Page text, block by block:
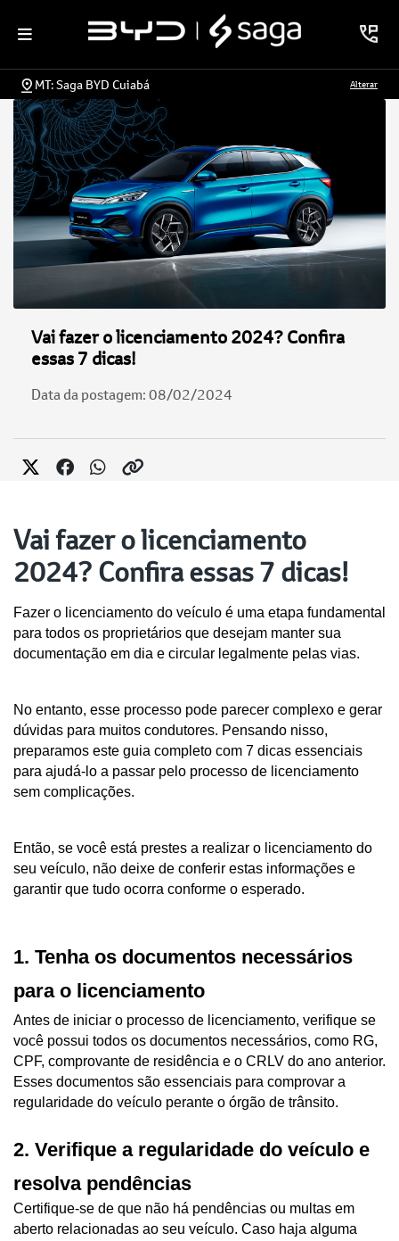
MT: Saga BYD Cuiabá Alterar
Vai fazer o licenciamento 2024? Confira
essas 7 dicas!
Data da postagem: 08/02/2024
Vai fazer o licenciamento
2024? Confira essas 7 dicas!
Fazer o licenciamento do veículo é uma etapa fundamental
para todos os proprietários que desejam manter sua
documentação em dia e circular legalmente pelas vias.
No entanto, esse processo pode parecer complexo e gerar
dúvidas para muitos condutores. Pensando nisso,
preparamos este guia completo com 7 dicas essenciais
para ajudá-lo a passar pelo processo de licenciamento
sem complicações.
Então, se você está prestes a realizar o licenciamento do
seu veículo, não deixe de conferir estas informações e
garantir que tudo ocorra conforme o esperado.
1. Tenha os documentos necessários
para o licenciamento
Antes de iniciar o processo de licenciamento, verifique se
você possui todos os documentos necessários, como RG,
CPF, comprovante de residência e o CRLV do ano anterior.
Esses documentos são essenciais para comprovar a
regularidade do veículo perante o órgão de trânsito.
2. Verifique a regularidade do veículo e
resolva pendências
Certifique-se de que não há pendências ou multas em
aberto relacionadas ao seu veículo. Caso haja alguma